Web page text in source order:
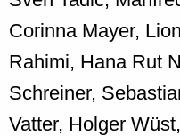
Corinna Mayer,
Rahimi, Hana Rut
Schreiner,
Vatter, Holger